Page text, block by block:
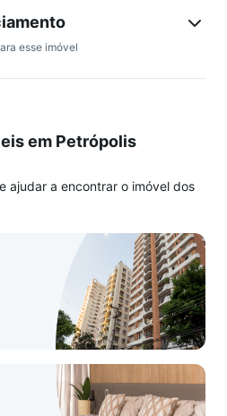
esse imóvel
em Petrópolis
ajudar a encontrar o imóvel dos